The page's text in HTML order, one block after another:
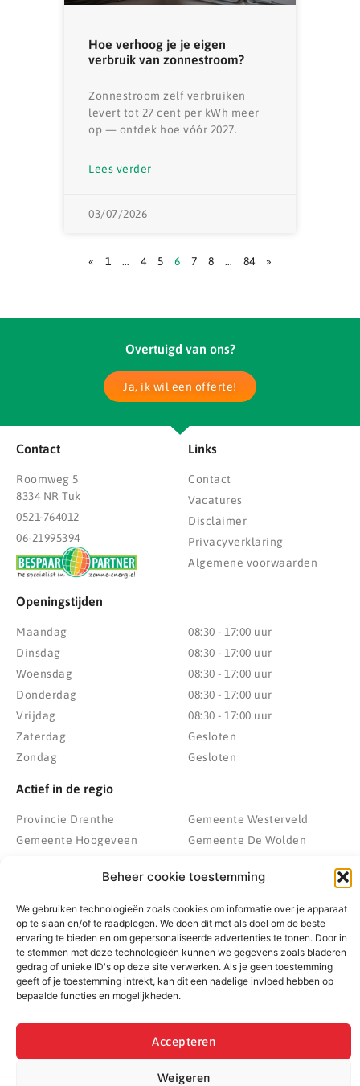
Beheer cookie toestemming
We gebruiken technologieën zoals cookies om informatie over je apparaat
op te slaan en/of te raadplegen. We doen dit met als doel om de beste
ervaring te bieden en om gepersonaliseerde advertenties te tonen. Door in
te stemmen met deze technologieën kunnen we gegevens zoals bladeren
gedrag of unieke ID's op deze site verwerken. Als je geen toestemming
geeft of je toestemming intrekt, kan dit een nadelige invloed hebben op
bepaalde functies en mogelijkheden.
Accepteren
Weigeren
Hoe verhoog je je eigen
verbruik van zonnestroom?
Zonnestroom zelf verbruiken
levert tot 27 cent per kWh meer
op — ontdek hoe vóór 2027.
Lees verder
03/07/2026
« 1 … 4 5 6 7 8 … 84 »
Overtuigd van ons?
Ja, ik wil een offerte!
Contact
Roomweg 5
8334 NR Tuk
0521-764012
06-21995394
Links
Contact
Vacatures
Disclaimer
Privacyverklaring
Algemene voorwaarden
Openingstijden
Maandag
Dinsdag
Woensdag
Donderdag
Vrijdag
Zaterdag
Zondag
08:30 - 17:00 uur
08:30 - 17:00 uur
08:30 - 17:00 uur
08:30 - 17:00 uur
08:30 - 17:00 uur
Gesloten
Gesloten
Actief in de regio
Provincie Drenthe
Gemeente Hoogeveen
Gemeente Midden-Drenthe
Gemeente Noordenveld
Gemeente Noordoostpolder
Gemeente Steenwijkerland
Gemeente Weststellingwerf
Gemeente Westerveld
Gemeente De Wolden
Heerenveen
Kampen
Emmeloord
Wolvega
© 2022 - 2026 BespaarPartner | Alle rechten voorbehouden